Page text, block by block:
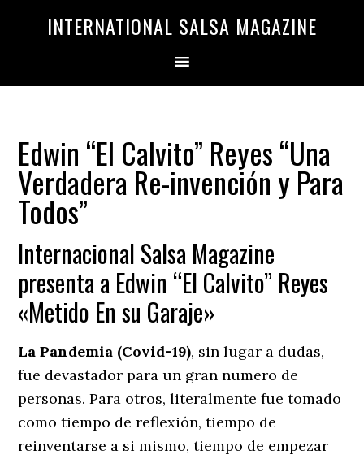
INTERNATIONAL SALSA MAGAZINE
Edwin “El Calvito” Reyes “Una
Verdadera Re-invención y Para
Todos”
Internacional Salsa Magazine
presenta a Edwin “El Calvito” Reyes
«Metido En su Garaje»
La Pandemia (Covid-19), sin lugar a dudas,
fue devastador para un gran numero de
personas. Para otros, literalmente fue tomado
como tiempo de reflexión, tiempo de
reinventarse a si mismo, tiempo de empezar